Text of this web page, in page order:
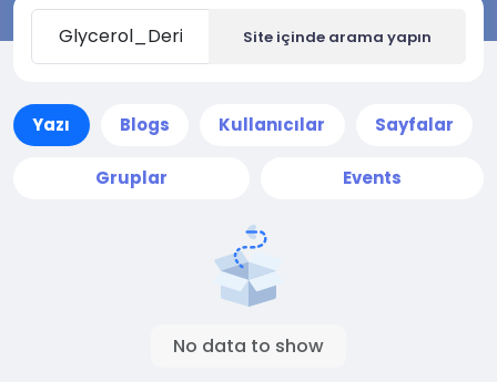
Site içinde arama yapın
Yazı Blogs Kullanıcılar Sayfalar
Gruplar Events
No data to show